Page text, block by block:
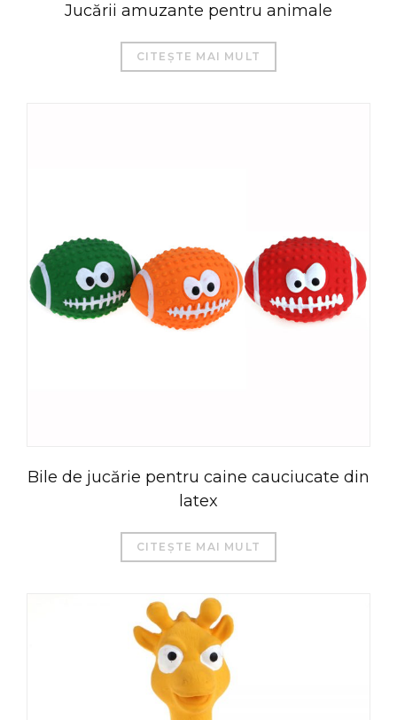
Jucării amuzante pentru animale
CITEȘTE MAI MULT
Bile de jucărie pentru caine cauciucate din
latex
CITEȘTE MAI MULT